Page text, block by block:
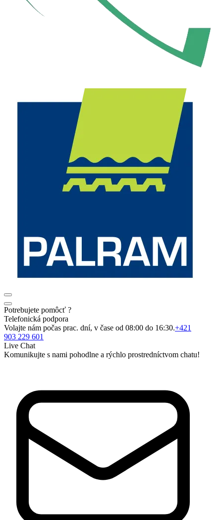
Potrebujete pomôcť ?
Telefonická podpora
Volajte nám počas prac. dní, v čase od 08:00 do 16:30.+421
903 229 601
Live Chat
Komunikujte s nami pohodlne a rýchlo prostredníctvom chatu!